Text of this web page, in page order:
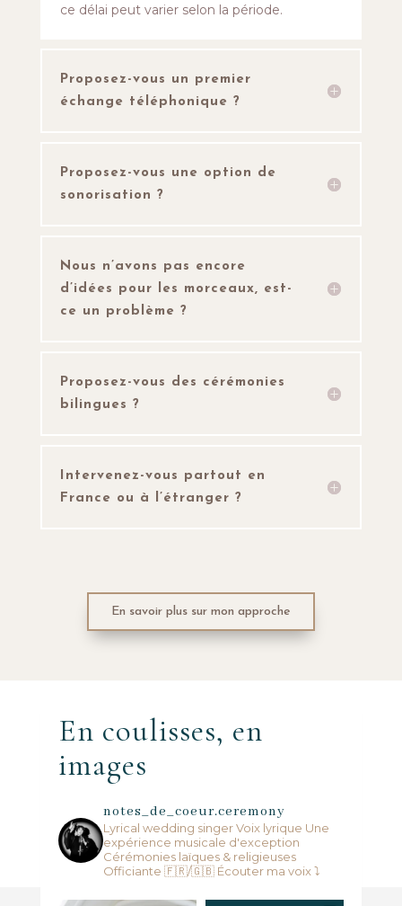
ce délai peut varier selon la période.
Proposez-vous un premier
échange téléphonique ?
Proposez-vous une option de
sonorisation ?
Nous n’avons pas encore
d’idées pour les morceaux, est-
ce un problème ?
Proposez-vous des cérémonies
bilingues ?
Intervenez-vous partout en
France ou à l’étranger ?
En savoir plus sur mon approche
En coulisses, en
images
notes_de_coeur.ceremony
Lyrical wedding singerVoix lyrique Une
expérience musicale d'exception
Cérémonies laïques & religieuses
Officiante 🇫🇷/🇬🇧Écouter ma voix ⤵️